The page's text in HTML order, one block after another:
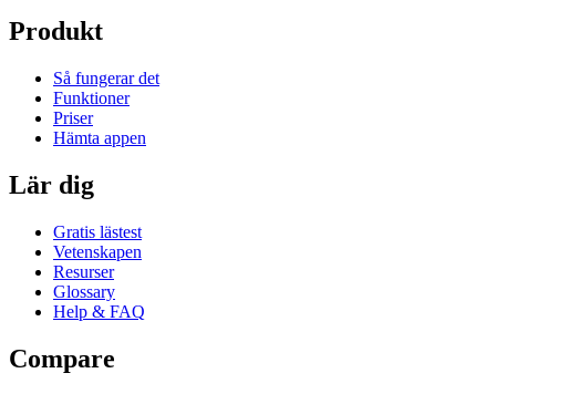
Produkt
Så fungerar det
Funktioner
Priser
Hämta appen
Lär dig
Gratis lästest
Vetenskapen
Resurser
Glossary
Help & FAQ
Compare